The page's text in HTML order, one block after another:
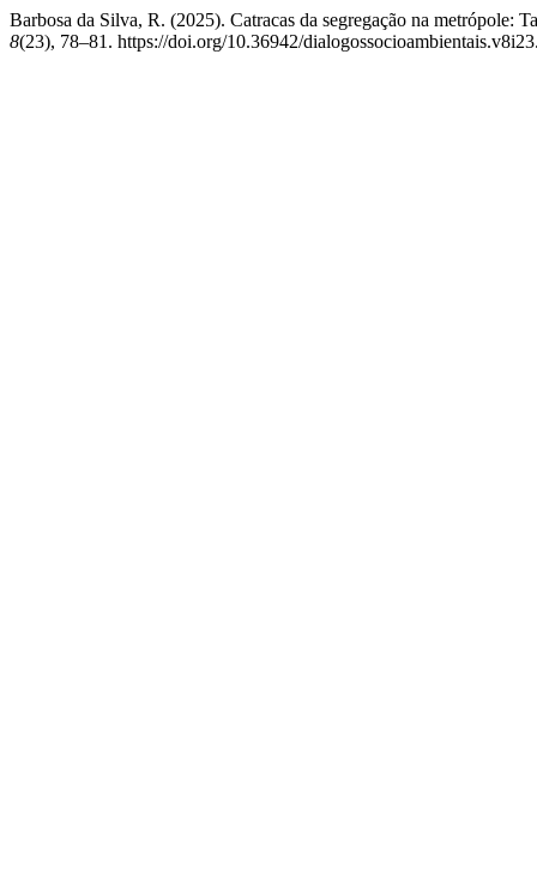
Barbosa da Silva, R. (2025). Catracas da segregação na metrópole:
8(23), 78–81. https://doi.org/10.36942/